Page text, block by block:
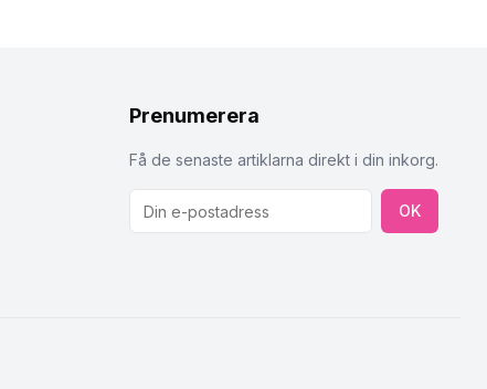
Prenumerera
Få de senaste artiklarna direkt i din inkorg.
OK